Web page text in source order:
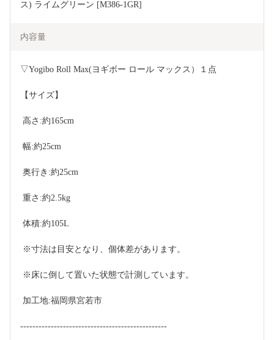
ス) ライムグリーン [M386-1GR]
内容量
▽Yogibo Roll Max(ヨギボー ロール マックス）１点
【サイズ】
高さ:約165cm
幅:約25cm
奥行き:約25cm
重さ:約2.5kg
体積:約105L
※寸法は目安となり、個体差があります。
※床に倒して置いた状態で計測しています。
加工地:福岡県宮若市
------------------------------------------------